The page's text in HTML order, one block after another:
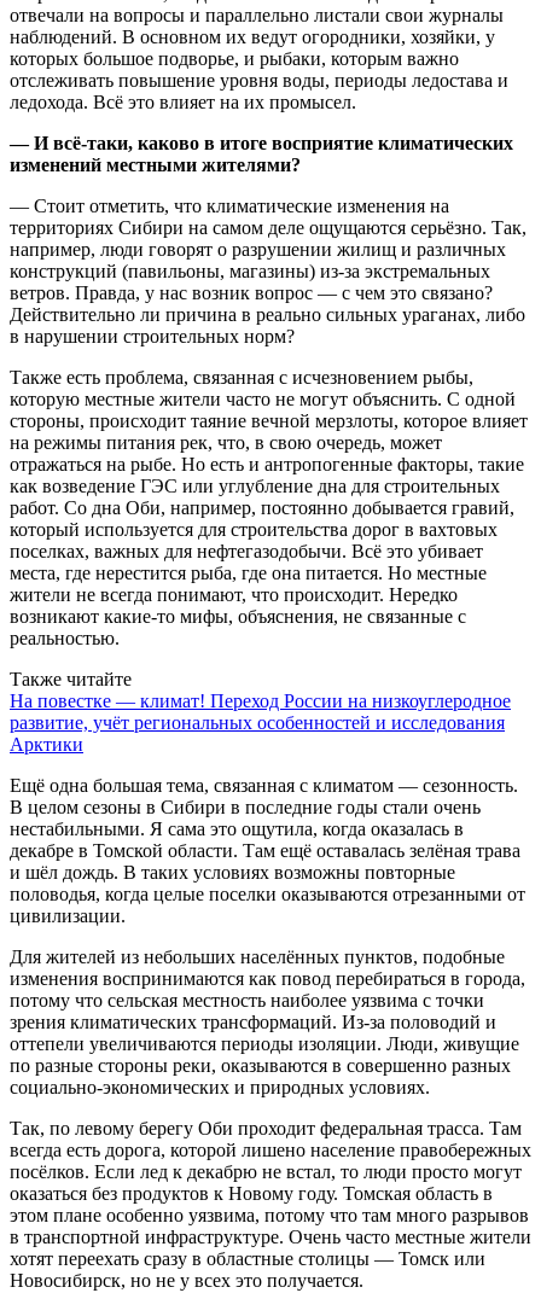
отвечали на вопросы и параллельно листали свои журналы
наблюдений. В основном их ведут огородники, хозяйки, у
которых большое подворье, и рыбаки, которым важно
отслеживать повышение уровня воды, периоды ледостава и
ледохода. Всё это влияет на их промысел.
— И всё-таки, каково в итоге восприятие климатических
изменений местными жителями?
— Стоит отметить, что климатические изменения на
территориях Сибири на самом деле ощущаются серьёзно. Так,
например, люди говорят о разрушении жилищ и различных
конструкций (павильоны, магазины) из-за экстремальных
ветров. Правда, у нас возник вопрос — с чем это связано?
Действительно ли причина в реально сильных ураганах, либо
в нарушении строительных норм?
Также есть проблема, связанная с исчезновением рыбы,
которую местные жители часто не могут объяснить. С одной
стороны, происходит таяние вечной мерзлоты, которое влияет
на режимы питания рек, что, в свою очередь, может
отражаться на рыбе. Но есть и антропогенные факторы, такие
как возведение ГЭС или углубление дна для строительных
работ. Со дна Оби, например, постоянно добывается гравий,
который используется для строительства дорог в вахтовых
поселках, важных для нефтегазодобычи. Всё это убивает
места, где нерестится рыба, где она питается. Но местные
жители не всегда понимают, что происходит. Нередко
возникают какие-то мифы, объяснения, не связанные с
реальностью.
Также читайте
На повестке — климат! Переход России на низкоуглеродное
развитие, учёт региональных особенностей и исследования
Арктики
Ещё одна большая тема, связанная с климатом — сезонность.
В целом сезоны в Сибири в последние годы стали очень
нестабильными. Я сама это ощутила, когда оказалась в
декабре в Томской области. Там ещё оставалась зелёная трава
и шёл дождь. В таких условиях возможны повторные
половодья, когда целые поселки оказываются отрезанными от
цивилизации.
Для жителей из небольших населённых пунктов, подобные
изменения воспринимаются как повод перебираться в города,
потому что сельская местность наиболее уязвима с точки
зрения климатических трансформаций. Из-за половодий и
оттепели увеличиваются периоды изоляции. Люди, живущие
по разные стороны реки, оказываются в совершенно разных
социально-экономических и природных условиях.
Так, по левому берегу Оби проходит федеральная трасса. Там
всегда есть дорога, которой лишено население правобережных
посёлков. Если лед к декабрю не встал, то люди просто могут
оказаться без продуктов к Новому году. Томская область в
этом плане особенно уязвима, потому что там много разрывов
в транспортной инфраструктуре. Очень часто местные жители
хотят переехать сразу в областные столицы — Томск или
Новосибирск, но не у всех это получается.